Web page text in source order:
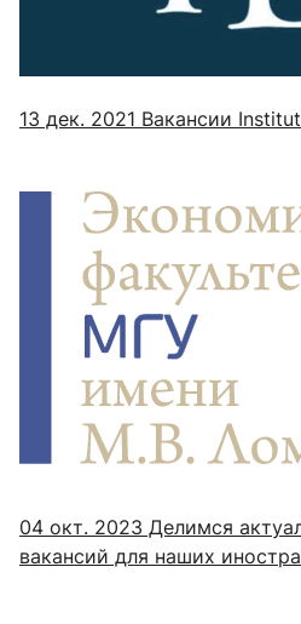
13 дек. 2021 Вакансии
04 окт. 2023 Делимся
вакансий для наших